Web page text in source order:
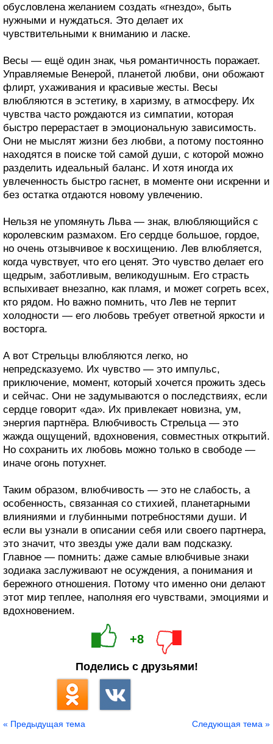
обусловлена желанием создать «гнездо», быть
нужными и нуждаться. Это делает их
чувствительными к вниманию и ласке.
Весы — ещё один знак, чья романтичность поражает.
Управляемые Венерой, планетой любви, они обожают
флирт, ухаживания и красивые жесты. Весы
влюбляются в эстетику, в харизму, в атмосферу. Их
чувства часто рождаются из симпатии, которая
быстро перерастает в эмоциональную зависимость.
Они не мыслят жизни без любви, а потому постоянно
находятся в поиске той самой души, с которой можно
разделить идеальный баланс. И хотя иногда их
увлеченность быстро гаснет, в моменте они искренни и
без остатка отдаются новому увлечению.
Нельзя не упомянуть Льва — знак, влюбляющийся с
королевским размахом. Его сердце большое, гордое,
но очень отзывчивое к восхищению. Лев влюбляется,
когда чувствует, что его ценят. Это чувство делает его
щедрым, заботливым, великодушным. Его страсть
вспыхивает внезапно, как пламя, и может согреть всех,
кто рядом. Но важно помнить, что Лев не терпит
холодности — его любовь требует ответной яркости и
восторга.
А вот Стрельцы влюбляются легко, но
непредсказуемо. Их чувство — это импульс,
приключение, момент, который хочется прожить здесь
и сейчас. Они не задумываются о последствиях, если
сердце говорит «да». Их привлекает новизна, ум,
энергия партнёра. Влюбчивость Стрельца — это
жажда ощущений, вдохновения, совместных открытий.
Но сохранить их любовь можно только в свободе —
иначе огонь потухнет.
Таким образом, влюбчивость — это не слабость, а
особенность, связанная со стихией, планетарными
влияниями и глубинными потребностями души. И
если вы узнали в описании себя или своего партнера,
это значит, что звезды уже дали вам подсказку.
Главное — помнить: даже самые влюбчивые знаки
зодиака заслуживают не осуждения, а понимания и
бережного отношения. Потому что именно они делают
этот мир теплее, наполняя его чувствами, эмоциями и
вдохновением.
+8
Поделись с друзьями!
« Предыдущая тема Следующая тема »